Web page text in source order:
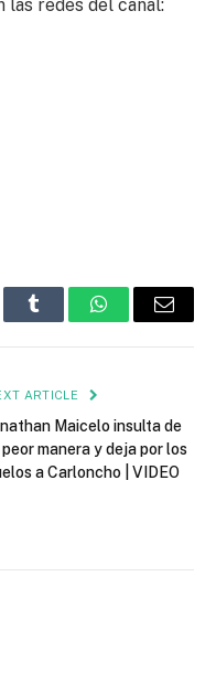
las redes del canal:
Tumblr WhatsAppEmail
ARTICLE
Maicelo insulta de
manera y deja por los
a Carloncho | VIDEO